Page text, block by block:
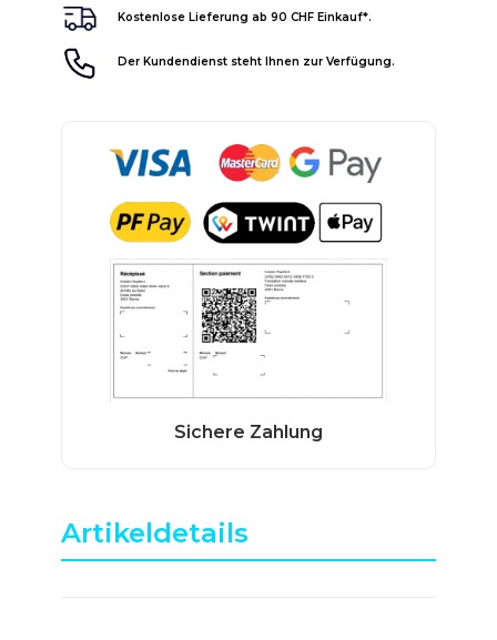
Kostenlose Lieferung ab 90 CHF Einkauf*.
Der Kundendienst steht Ihnen zur Verfügung.
Artikeldetails